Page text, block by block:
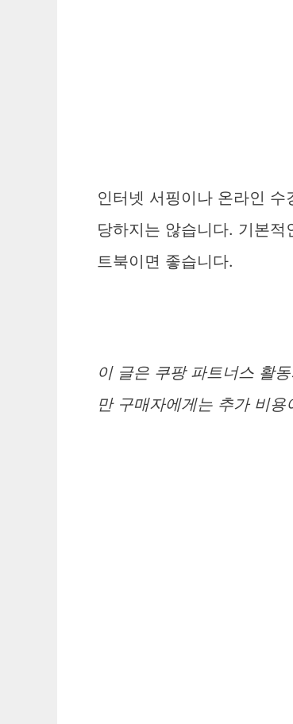
인터넷 서핑이나 온라인
당하지는 않습니다. 기본
트북이면 좋습니다.
이 글은 쿠팡 파트너스 활
만 구매자에게는 추가 비